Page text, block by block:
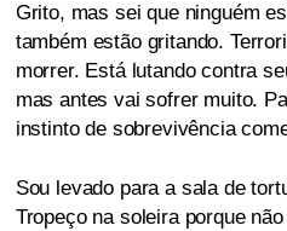
Grito, mas sei que ninguém
também estão gritando.
morrer. Está lutando contra
mas antes vai sofrer muito.
instinto de sobrevivência
Sou levado para a sala de
Tropeço na soleira porque